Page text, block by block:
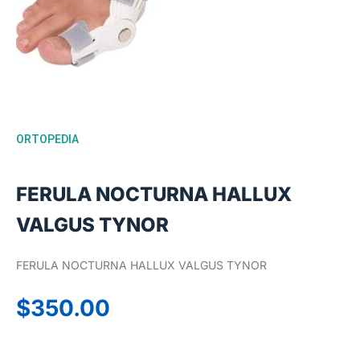
ORTOPEDIA
FERULA NOCTURNA HALLUX
VALGUS TYNOR
FERULA NOCTURNA HALLUX VALGUS TYNOR
$350.00